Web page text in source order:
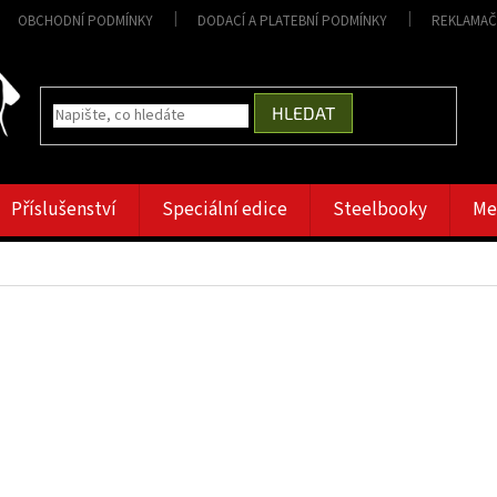
OBCHODNÍ PODMÍNKY DODACÍ A PLATEBNÍ PODMÍNKY
HLEDAT
Příslušenství Speciální edice Steelbooky